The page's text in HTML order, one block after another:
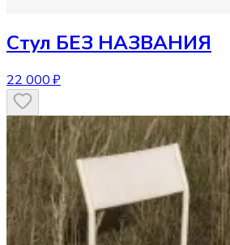
Стул БЕЗ НАЗВАНИЯ
22 000 ₽